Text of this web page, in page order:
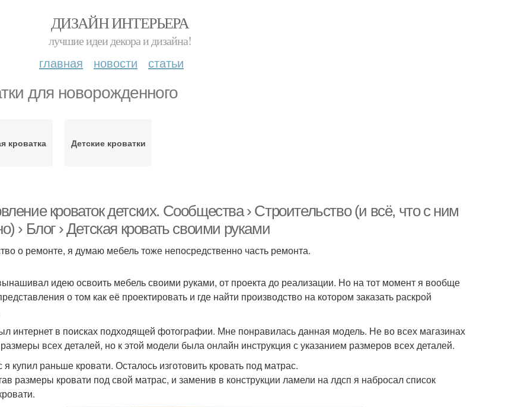
ДИЗАЙН ИНТЕРЬЕРА
лучшие идеи декора и дизайна!
главная новости статьи
для новорожденного
кроватка Детские кроватки
кроваток детских. Сообщества › Строительство (и всё, что с ним
› Блог › Детская кровать своими руками
о ремонте, я думаю мебель тоже непосредственно часть ремонта.
идею освоить мебель своими руками, от проекта до реализации. Но на тот момент я вообще
о том как её проектировать и где найти производство на котором заказать раскрой
интернет в поисках подходящей фотографии. Мне понравилась данная модель. Не во всех магазинах
всех деталей, но к этой модели была онлайн инструкция с указанием размеров всех деталей.
купил раньше кровати. Осталось изготовить кровать под матрас.
размеры кровати под свой матрас, и заменив в конструкции ламели на лдсп я набросал список